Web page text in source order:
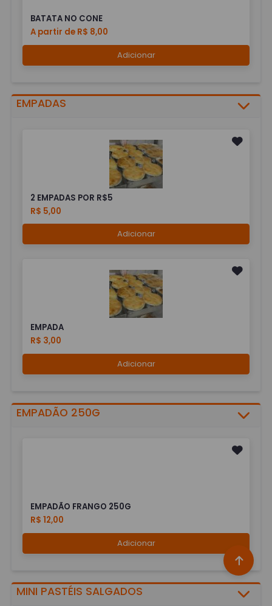
BATATA NO CONE
A partir de R$ 8,00
Adicionar
EMPADAS
2 EMPADAS POR R$5
R$ 5,00
Adicionar
EMPADA
R$ 3,00
Adicionar
EMPADÃO 250G
EMPADÃO FRANGO 250G
R$ 12,00
Adicionar
MINI PASTÉIS SALGADOS